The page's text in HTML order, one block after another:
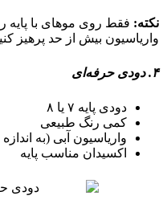
نکته: فقط روی موهای با پایه
واریاسیون بیش از حد پرهیز
۴. دودی حرفه‌ای
دودی پایه ۷ یا ۸
کمی رنگ طبیعی
واریاسیون آبی (به
اکسیدان مناسب پایه